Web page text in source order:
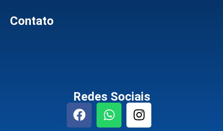
Contato
Redes Sociais